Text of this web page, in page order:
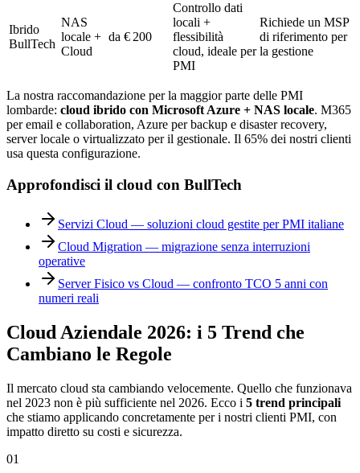
Ibrido
BullTech
NAS
locale +
Cloud
da € 200
Controllo dati
locali +
flessibilità
cloud, ideale per
PMI
Richiede un MSP
di riferimento per
la gestione
La nostra raccomandazione per la maggior parte delle PMI
lombarde: cloud ibrido con Microsoft Azure + NAS locale. M365
per email e collaboration, Azure per backup e disaster recovery,
server locale o virtualizzato per il gestionale. Il 65% dei nostri clienti
usa questa configurazione.
Approfondisci il cloud con BullTech
Servizi Cloud — soluzioni cloud gestite per PMI italiane
Cloud Migration — migrazione senza interruzioni
operative
Server Fisico vs Cloud — confronto TCO 5 anni con
numeri reali
Cloud Aziendale 2026: i 5 Trend che
Cambiano le Regole
Il mercato cloud sta cambiando velocemente. Quello che funzionava
nel 2023 non è più sufficiente nel 2026. Ecco i 5 trend principali
che stiamo applicando concretamente per i nostri clienti PMI, con
impatto diretto su costi e sicurezza.
01